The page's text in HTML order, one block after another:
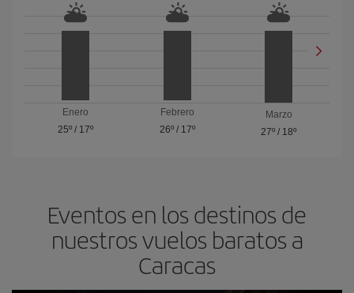
Enero
25º/ 17º
Febrero
26º/ 17º
Marzo
27º / 18º
Eventos en los destinos de
nuestros vuelos baratos a
Caracas